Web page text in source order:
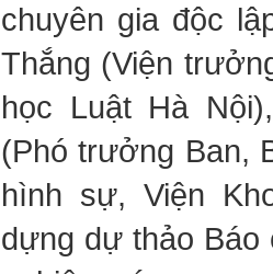
chuyên gia độc
Thắng (Viện
học Luật Hà
(Phó trưởng Ban,
hình sự, Viện
dựng dự thảo Báo